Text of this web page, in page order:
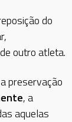
do
outro atleta.
preservação
, a
aquelas